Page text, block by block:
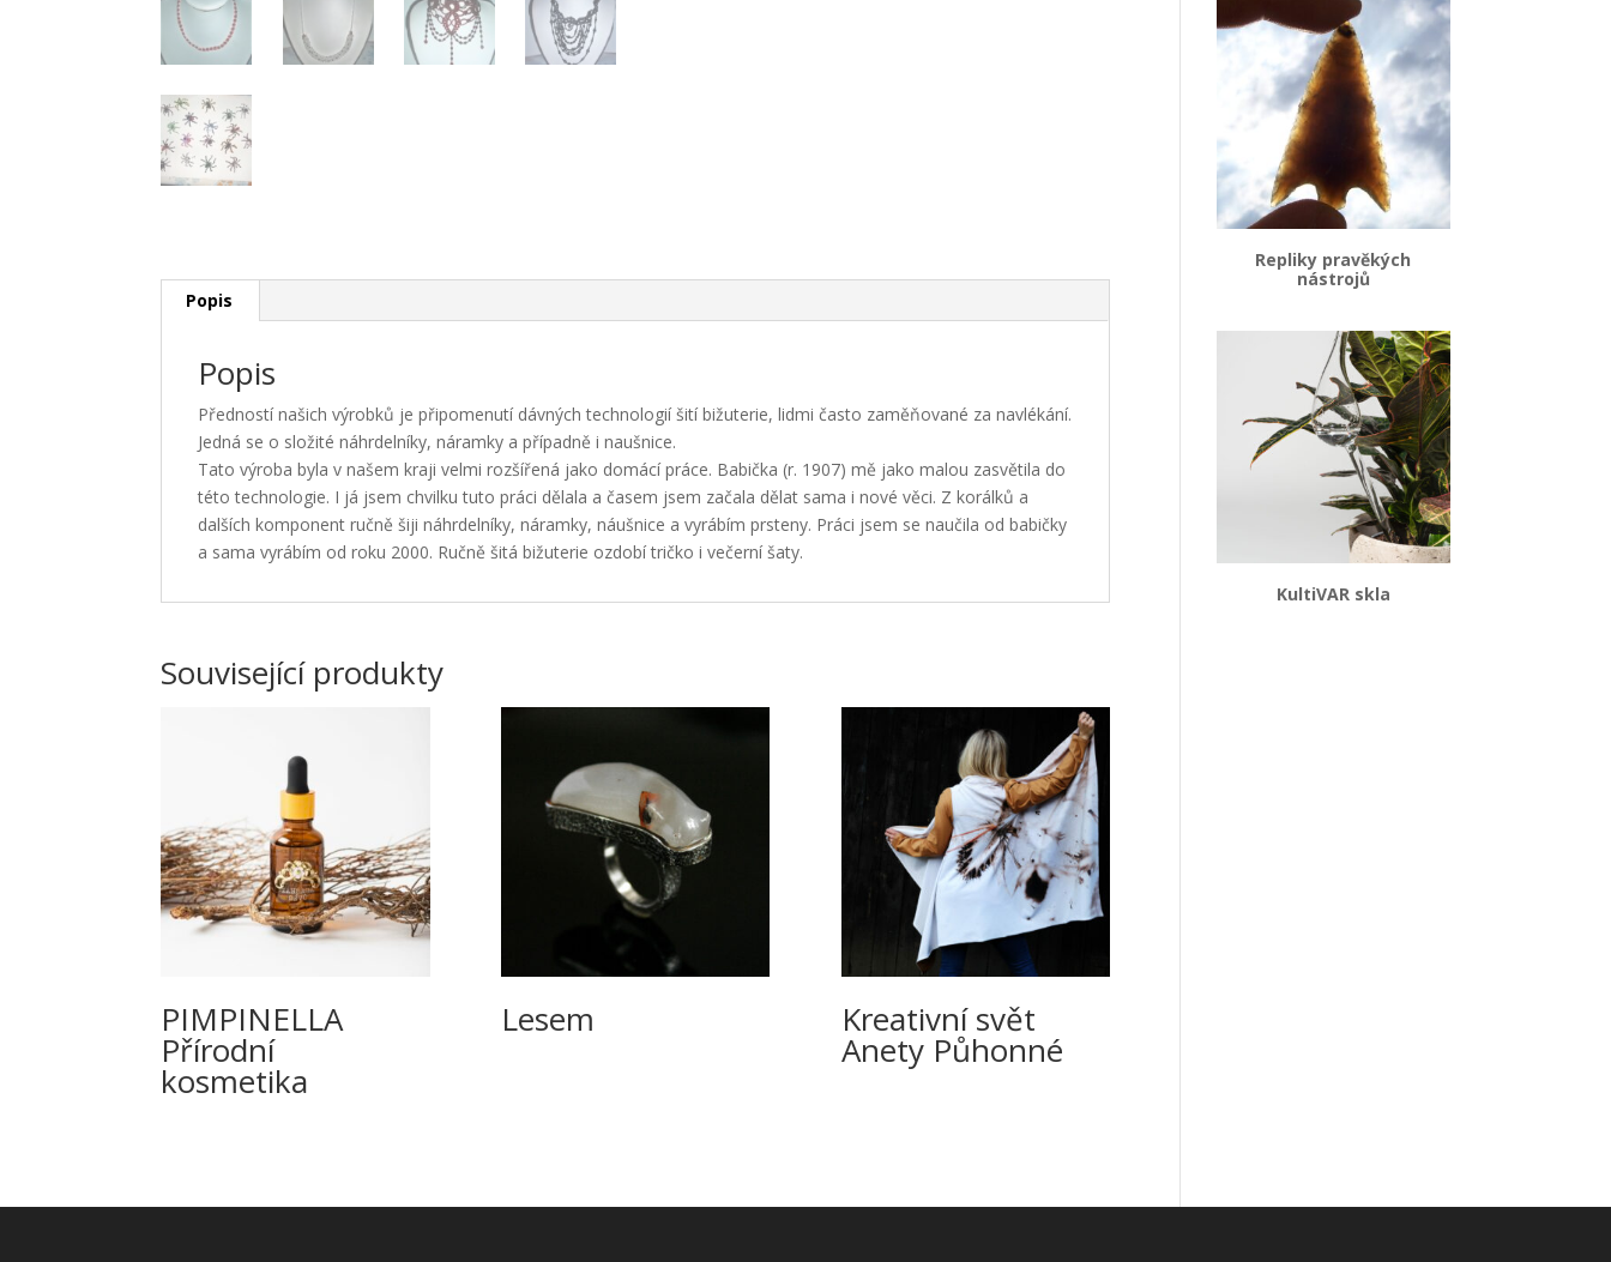
Popis
Popis
Předností našich výrobků je připomenutí dávných technologií šití bižuterie, lidmi často zaměňované za navlékání.
Jedná se o složité náhrdelníky, náramky a případně i naušnice.
Tato výroba byla v našem kraji velmi rozšířená jako domácí práce. Babička (r. 1907) mě jako malou zasvětila do
této technologie. I já jsem chvilku tuto práci dělala a časem jsem začala dělat sama i nové věci. Z korálků a
dalších komponent ručně šiji náhrdelníky, náramky, náušnice a vyrábím prsteny. Práci jsem se naučila od babičky
a sama vyrábím od roku 2000. Ručně šitá bižuterie ozdobí tričko i večerní šaty.
Související produkty
PIMPINELLA
Přírodní
kosmetika
Lesem Kreativní svět
Anety Půhonné
Repliky pravěkých
nástrojů
KultiVAR skla